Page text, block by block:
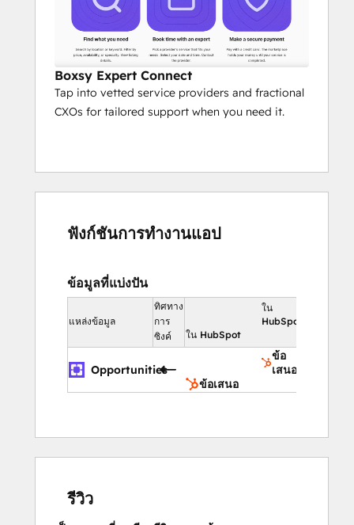
Boxsy Expert Connect
Tap into vetted service providers and fractional
CXOs for tailored support when you need it.
ฟังก์ชันการทำงานแอป
ข้อมูลที่แบ่งปัน
แหล่งข้อมูล
ทิศทาง
การ
ซิงค์
ใน
HubSpot
ใน HubSpot
Opportunities
ข้อ
เสนอ
ข้อเสนอ
รีวิว